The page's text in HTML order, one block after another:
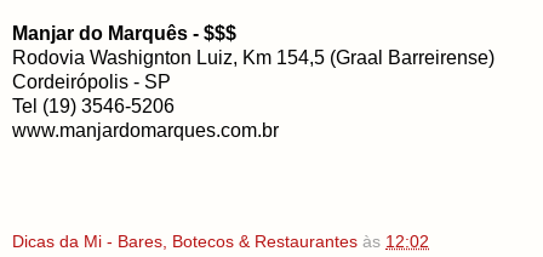
Manjar do Marquês - $$$
Rodovia Washignton Luiz, Km 154,5 (Graal Barreirense)
Cordeirópolis - SP
Tel (19) 3546-5206
www.manjardomarques.com.br
Dicas da Mi - Bares, Botecos & Restaurantes às 12:02